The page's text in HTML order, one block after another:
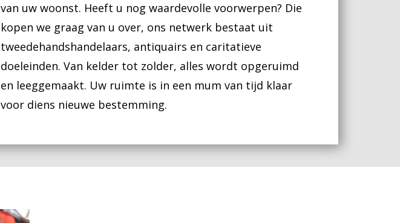
van uw woonst. Heeft u nog waardevolle voorwerpen? Die
kopen we graag van u over, ons netwerk bestaat uit
tweedehandshandelaars, antiquairs en caritatieve
doeleinden. Van kelder tot zolder, alles wordt opgeruimd
en leeggemaakt. Uw ruimte is in een mum van tijd klaar
voor diens nieuwe bestemming.